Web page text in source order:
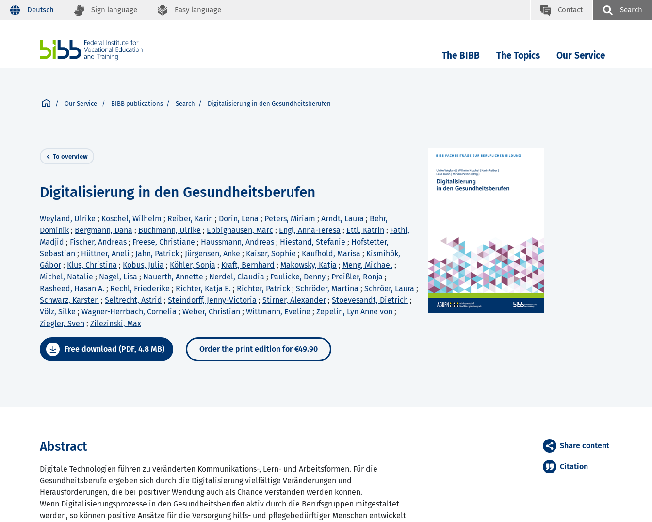
Deutsch Sign language Easy language Contact Search
The BIBB The Topics Our Service
Our Service BIBB publications Search Digitalisierung in den Gesundheitsberufen
To overview
Digitalisierung in den Gesundheitsberufen
Weyland, Ulrike ; Koschel, Wilhelm ; Reiber, Karin ; Dorin, Lena ; Peters, Miriam ; Arndt, Laura ; Behr,
Dominik ; Bergmann, Dana ; Buchmann, Ulrike ; Ebbighausen, Marc ; Engl, Anna-Teresa ; Ettl, Katrin ; Fathi,
Madjid ; Fischer, Andreas ; Freese, Christiane ; Haussmann, Andreas ; Hiestand, Stefanie ; Hofstetter,
Sebastian ; Hüttner, Aneli ; Jahn, Patrick ; Jürgensen, Anke ; Kaiser, Sophie ; Kaufhold, Marisa ; Kismihók,
Gábor ; Klus, Christina ; Kobus, Julia ; Köhler, Sonja ; Kraft, Bernhard ; Makowsky, Katja ; Meng, Michael ;
Michel, Natalie ; Nagel, Lisa ; Nauerth, Annette ; Nerdel, Claudia ; Paulicke, Denny ; Preißler, Ronja ;
Rasheed, Hasan A. ; Rechl, Friederike ; Richter, Katja E. ; Richter, Patrick ; Schröder, Martina ; Schröer, Laura ;
Schwarz, Karsten ; Seltrecht, Astrid ; Steindorff, Jenny-Victoria ; Stirner, Alexander ; Stoevesandt, Dietrich ;
Völz, Silke ; Wagner-Herrbach, Cornelia ; Weber, Christian ; Wittmann, Eveline ; Zepelin, Lyn Anne von ;
Ziegler, Sven ; Zilezinski, Max
Free download (PDF, 4.8 MB) Order the print edition for €49.90
Abstract
Digitale Technologien führen zu veränderten Kommunikations-, Lern- und Arbeitsformen. Für die
Gesundheitsberufe ergeben sich durch die Digitalisierung vielfältige Veränderungen und
Herausforderungen, die bei positiver Wendung auch als Chance verstanden werden können.
Wenn Digitalisierungsprozesse in den Gesundheitsberufen aktiv durch die Berufsgruppen mitgestaltet
werden, so können positive Ansätze für die Versorgung hilfs- und pflegebedürftiger Menschen entwickelt
Share content
Citation